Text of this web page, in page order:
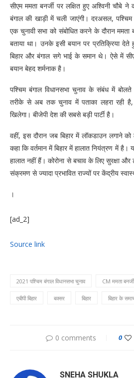
सीएम ममता बनर्जी पर लक्षित हुए अश्विनी चौबे
बंगाल की खाड़ी में चली जाएंगी। दरअसल,
एक चुनावी सभा को संबोधित करने के दौरान ममता
बताया था। उनके इसी बयान पर प्रतिक्रिया
बिहार और बंगाल सगे भाई के समान थे। ऐसे में सीएम
बयान बेहद शर्मनाक है।
पश्चिम बंगाल विधानसभा चुनाव के संबंध में बोलते
तरीके से अब तक चुनाव में पताका लहरा रही
खिलेगा। बीजेपी देश की सबसे बड़ी पार्टी है।
वहीं, इस दौरान जब बिहार में लॉकडाउन लगाने
कहा कि वर्तमान में बिहार में हालात नियंत्रण में
हालात नहीं हैं। कोरोना से बचाव के लिए सुरक्षा
संक्रमण से ज्यादा प्रभावित राज्यों पर केंद्रीय
।
[ad_2]
Source link
2021 पश्चिम बंगाल विधानसभा चुनाव CM ममता बनर्जी
एबीपी बिहार बक्सर बिहार बिहार के
0 comments 0
SNEHA SHUKLA